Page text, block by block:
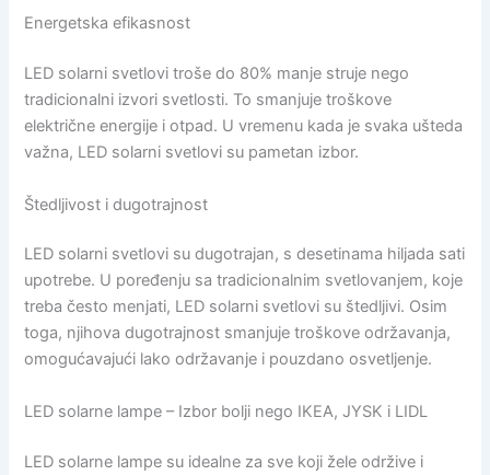
Energetska efikasnost
LED solarni svetlovi troše do 80% manje struje nego
tradicionalni izvori svetlosti. To smanjuje troškove
električne energije i otpad. U vremenu kada je svaka ušteda
važna, LED solarni svetlovi su pametan izbor.
Štedljivost i dugotrajnost
LED solarni svetlovi su dugotrajan, s desetinama hiljada sati
upotrebe. U poređenju sa tradicionalnim svetlovanjem, koje
treba često menjati, LED solarni svetlovi su štedljivi. Osim
toga, njihova dugotrajnost smanjuje troškove održavanja,
omogućavajući lako održavanje i pouzdano osvetljenje.
LED solarne lampe – Izbor bolji nego IKEA, JYSK i LIDL
LED solarne lampe su idealne za sve koji žele održive i